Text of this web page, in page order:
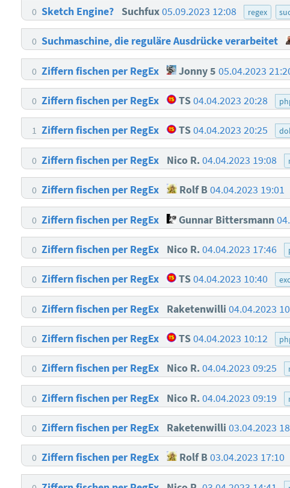
0 Sketch Engine? Suchfux05.09.2023 12:08 regex
0 Suchmaschine, die reguläre Ausdrücke verarbeitet
0 Ziffern fischen per RegEx Jonny 5 05.04.2023
0 Ziffern fischen per RegEx TS 04.04.2023 20:28
1 Ziffern fischen per RegEx TS 04.04.2023 20:25
0 Ziffern fischen per RegEx Nico R.04.04.2023 19:08
0 Ziffern fischen per RegEx Rolf B04.04.2023 19:01
0 Ziffern fischen per RegEx Gunnar Bittersmann
0 Ziffern fischen per RegEx Nico R.04.04.2023 17:46
0 Ziffern fischen per RegEx TS 04.04.2023 10:40
0 Ziffern fischen per RegEx Raketenwilli 04.04.2023
0 Ziffern fischen per RegEx TS 04.04.2023 10:12
0 Ziffern fischen per RegEx Nico R.04.04.2023 09:25
0 Ziffern fischen per RegEx Nico R.04.04.2023 09:19
0 Ziffern fischen per RegEx Raketenwilli 03.04.2023
0 Ziffern fischen per RegEx Rolf B03.04.2023 17:10